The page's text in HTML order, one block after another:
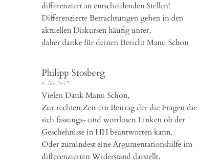
differenziert an entscheidenden Stellen!
Differenzierte Betrachtungen gehen in den
aktuellen Diskursen häufig unter,
daher danke für deinen Bericht Manu Schon
Philipp Stosberg
9. Juli 2017
Vielen Dank Manu Schon,
Zur rechten Zeit ein Beitrag der die Fragen die
sich fassungs- und wortlosen Linken ob der
Geschehnisse in HH beantworten kann.
Oder zumindest eine Argumentationshilfe im
differenzierten Widerstand darstellt.